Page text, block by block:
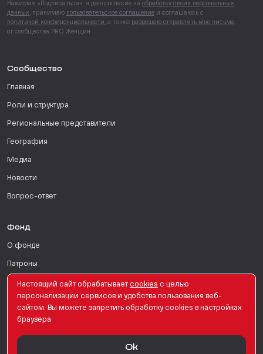
Нажимая «Подписаться», я даю согласие на обработку своих персональных
данных , принимаю пользовательское соглашение и соглашаюсь с
политикой конфиденциальности , а также разрешаю отправлять мне письма
от сообщества PRO Женщин.
Сообщество
Главная
Роли и структура
Региональные представители
География
Медиа
Новости
Вопрос-ответ
Фонд
О фонде
Патроны
Поддержать
Для СМИ
Настоящий сайт обрабатывает сookies с целью
персонализации сервисов и удобства пользования веб-
сайтом. Вы можете запретить обработку сookies в настройках
браузера
Ok